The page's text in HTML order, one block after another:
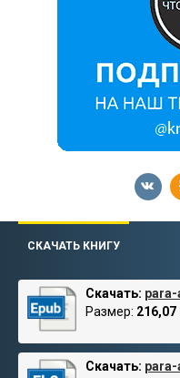
СКАЧАТЬ КНИГУ
Скачать:
Размер: 216,07
Скачать: